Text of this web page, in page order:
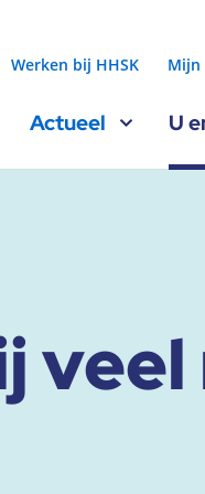
Werken bij HHSK Mijn
Actueel U